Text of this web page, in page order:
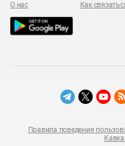
О нас Как
Правила поведения